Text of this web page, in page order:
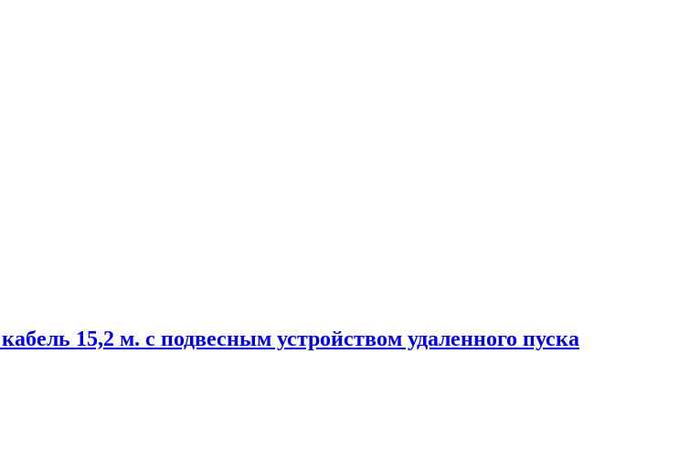
15,2 м. с подвесным устройством удаленного пуска